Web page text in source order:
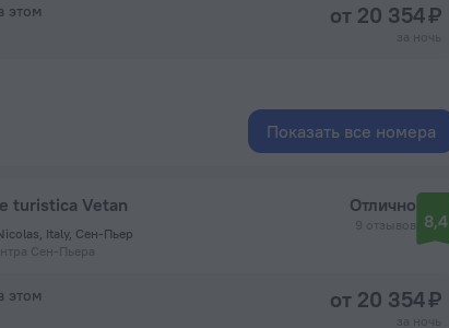
этом
от 20 354 ₽
Показать все номера
turistica Vetan
Italy, Сен-Пьер
Сен-Пьера
Отлично
9 отзывов 8,4
этом
от 20 354 ₽